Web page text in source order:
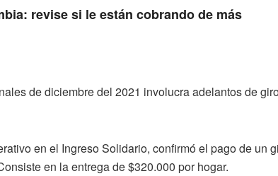
revise si le están cobrando de más
de diciembre del 2021 involucra adelantos de
en el Ingreso Solidario, confirmó el pago de un
en la entrega de $320.000 por hogar.